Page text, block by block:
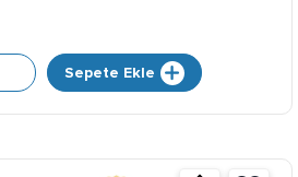
Sepete Ekle